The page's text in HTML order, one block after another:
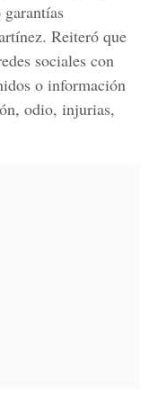
Reiteró que
sociales con
o información
odio, injurias,